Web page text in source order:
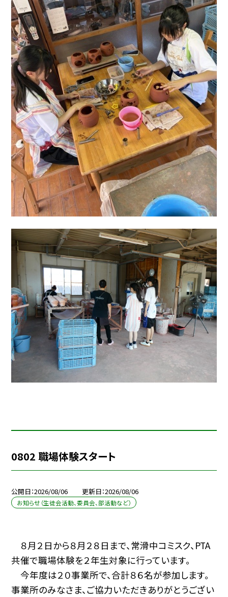
0802 職場体験スタート
公開日 2026/08/06 更新日 2026/08/06
お知らせ（生徒会活動、委員会、部活動など）
８月２日から８月２８日まで、常滑中コミスク、PTA
共催で職場体験を２年生対象に行っています。
今年度は２０事業所で、合計８６名が参加します。
事業所のみなさま、ご協力いただきありがとうござい